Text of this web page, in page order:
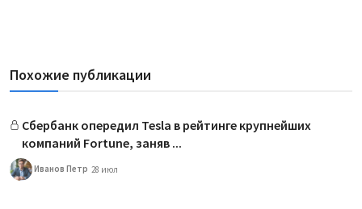
Похожие публикации
Сбербанк опередил Tesla в рейтинге крупнейших
компаний Fortune, заняв ...
Иванов Петр 28 июл